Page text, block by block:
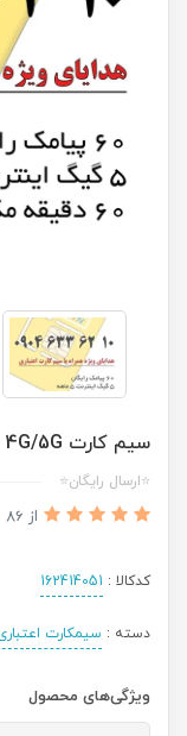
سیم کارت 4G/5G ایرانسل اعتباری 09046336210
⭐ارسال رایگان⭐
از 86
کدکالا : 162414051
دسته : سیمکارت
ویژگی‌های محصول